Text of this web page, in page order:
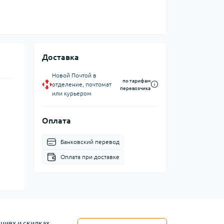
Доставка
Новой Почтой в
отделение, почтомат
или курьером
по тарифам
перевозчика
Оплата
Банковский перевод
Оплата при доставке